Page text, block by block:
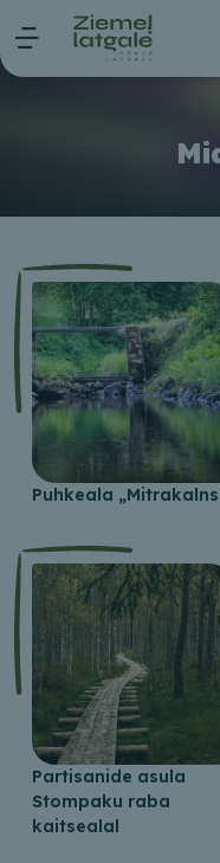
Puhkeala
Partisanide asula
Stompaku raba
kaitsealal